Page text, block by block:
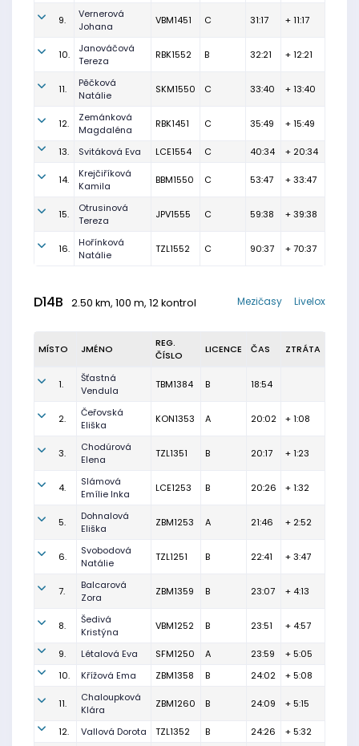
9.
Vernerová
Johana
VBM1451 C 31:17 + 11:17
10.
Janováčová
Tereza
RBK1552 B 32:21 + 12:21
11.
Pěčková
Natálie
SKM1550 C 33:40 + 13:40
12.
Zemánková
Magdaléna
RBK1451 C 35:49 + 15:49
13. Svitáková Eva LCE1554 C 40:34 + 20:34
14.
Krejčiříková
Kamila
BBM1550 C 53:47 + 33:47
15.
Otrusinová
Tereza
JPV1555 C 59:38 + 39:38
16.
Hořínková
Natálie
TZL1552 C 90:37 + 70:37
D14B 2.50 km, 100 m, 12 kontrol Livelox
Mezičasy
MÍSTO JMÉNO
REG.
ČÍSLO
LICENCE ČAS ZTRÁTA
1.
Šťastná
Vendula
TBM1384 B 18:54
2.
Čeřovská
Eliška
KON1353 A 20:02 + 1:08
3.
Chodúrová
Elena
TZL1351 B 20:17 + 1:23
4.
Slámová
Emílie Inka
LCE1253 B 20:26 + 1:32
5.
Dohnalová
Eliška
ZBM1253 A 21:46 + 2:52
6.
Svobodová
Natálie
TZL1251 B 22:41 + 3:47
7.
Balcarová
Zora
ZBM1359 B 23:07 + 4:13
8.
Šedivá
Kristýna
VBM1252 B 23:51 + 4:57
9. Létalová Eva SFM1250 A 23:59
+ 5:05
10.
Křížová Ema ZBM1358 B 24:02 + 5:08
11.
Chaloupková
Klára
ZBM1260 B 24:09 + 5:15
12. Vallová Dorota TZL1352 B 24:26 + 5:32